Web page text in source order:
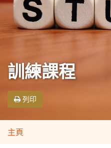
訓練課程
列印
主頁